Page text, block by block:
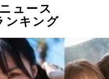
ュース
ンキング